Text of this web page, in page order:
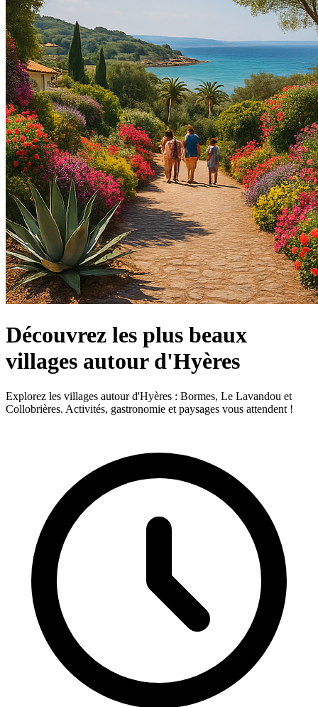
Découvrez les plus beaux
villages autour d'Hyères
Explorez les villages autour d'Hyères : Bormes, Le Lavandou et
Collobrières. Activités, gastronomie et paysages vous attendent !